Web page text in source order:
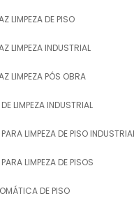
LIMPEZA DE PISO
LIMPEZA INDUSTRIAL
LIMPEZA PÓS OBRA
LIMPEZA INDUSTRIAL
LIMPEZA DE PISO
LIMPEZA DE PISOS
DE PISO